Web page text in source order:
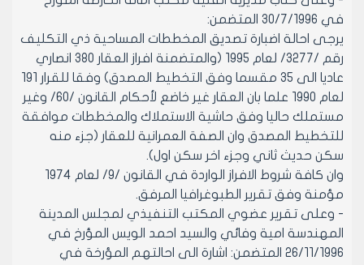
في 30/7/1996 المتضمن:
يرجى احالة اضبارة تصديق المخططات المساحية ذي التكليف
رقم /3277/ لعام 1995 (والمتضمنة افراز العقار 380 انصاري
عاديا الى 35 مقسما وفق التخطيط المصدق) وفقا للقرار 191
لعام 1990 علما بان العقار غير خاضع لأحكام القانون /60/ وغير
مستملك حاليا وفق حاشية الاستملاك والمخططات موافقة
للتخطيط المصدق وان الصفة العمرانية للعقار (جزء منه
سكن حديث ثاني وجزء اخر سكن اول).
وان كافة شروط الافراز الواردة في القانون /9/ لعام 1974
مؤمنة وفق تقرير الطبوغرافيا المرفق.
- وعلى تقرير عضوي المكتب التنفيذي لمجلس المدينة
المهندسة امية وفائي والسيد احمد الويس المؤرخ في
26/11/1996 المتضمن: اشارة الى احالتهم المؤرخة في